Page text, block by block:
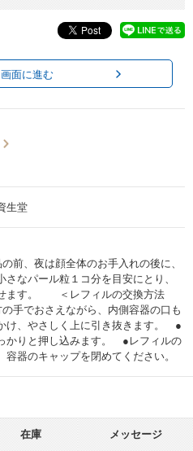
面に進む
生堂
前、夜は顔全体のお手入れの後に、
なパール粒１コ分を目安にとり、
せます。 ＜レフィルの交換方法
手でおさえながら、内側容器の口も
け、やさしく上に引き抜きます。 ●
かりと押し込みます。 ●レフィルの
器のキャップを閉めてください。
在庫 メッセージ